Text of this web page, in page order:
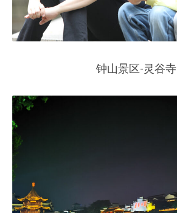
钟山景区-灵谷寺